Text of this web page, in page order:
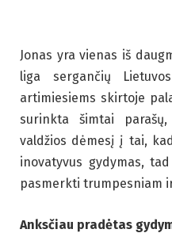
Jonas yra vienas iš
liga sergančių
artimiesiems skirtoje
surinkta šimtai
valdžios dėmesį į tai,
inovatyvus gydymas,
pasmerkti trumpesniam
Anksčiau pradėtas